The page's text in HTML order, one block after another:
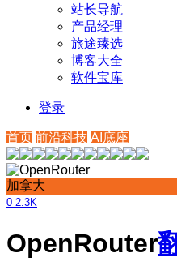
站长导航
产品经理
旅途臻选
博客大全
软件宝库
登录
首页 前沿科技 AI底座
加拿大
0 2.3K
OpenRouter